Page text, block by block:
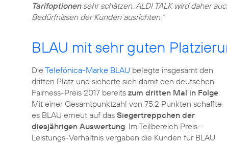
Tarifoptionensehr schätzen. ALDI TALK wird daher
Bedürfnissen der Kunden ausrichten.“
BLAU mit sehr guten
Die Telefónica-Marke BLAU belegte insgesamt den
dritten Platz und sicherte sich damit den deutschen
Fairness-Preis 2017 bereits zum dritten Mal in Folge.
Mit einer Gesamtpunktzahl von 75,2 Punkten schaffte
es BLAU erneut auf das Siegertreppchen der
diesjährigen Auswertung. Im Teilbereich Preis-
Leistungs-Verhältnis vergaben die Kunden für BLAU